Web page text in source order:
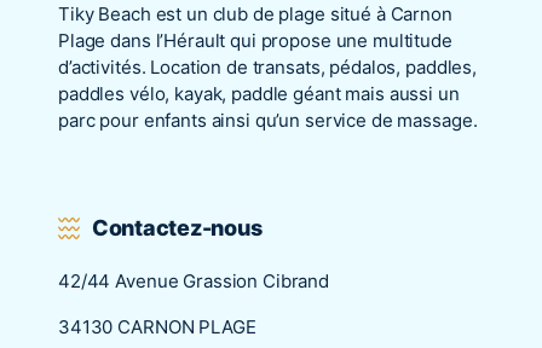
Tiky Beach est un club de plage situé à Carnon
Plage dans l’Hérault qui propose une multitude
d’activités. Location de transats, pédalos, paddles,
paddles vélo, kayak, paddle géant mais aussi un
parc pour enfants ainsi qu’un service de massage.
Contactez-nous
42/44 Avenue Grassion Cibrand
34130 CARNON PLAGE